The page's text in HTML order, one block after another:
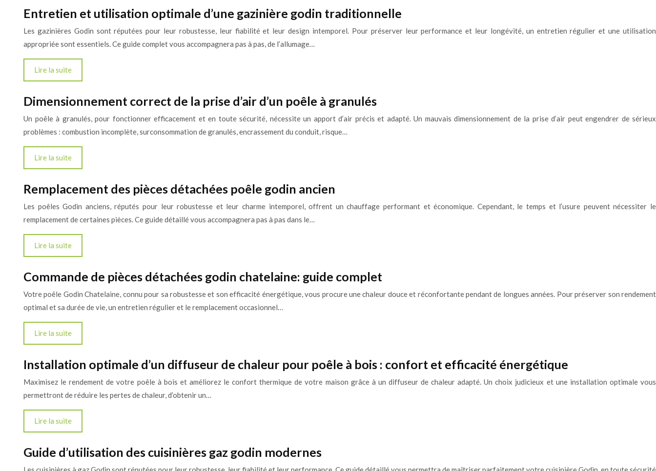
Entretien et utilisation optimale d’une gazinière godin traditionnelle
Les gazinières Godin sont réputées pour leur robustesse, leur fiabilité et leur design intemporel. Pour préserver leur performance et leur longévité, un entretien régulier et une utilisation
appropriée sont essentiels. Ce guide complet vous accompagnera pas à pas, de l’allumage…
Lire la suite
Dimensionnement correct de la prise d’air d’un poêle à granulés
Un poêle à granulés, pour fonctionner efficacement et en toute sécurité, nécessite un apport d’air précis et adapté. Un mauvais dimensionnement de la prise d’air peut engendrer de sérieux
problèmes : combustion incomplète, surconsommation de granulés, encrassement du conduit, risque…
Lire la suite
Remplacement des pièces détachées poêle godin ancien
Les poêles Godin anciens, réputés pour leur robustesse et leur charme intemporel, offrent un chauffage performant et économique. Cependant, le temps et l’usure peuvent nécessiter le
remplacement de certaines pièces. Ce guide détaillé vous accompagnera pas à pas dans le…
Lire la suite
Commande de pièces détachées godin chatelaine: guide complet
Votre poêle Godin Chatelaine, connu pour sa robustesse et son efficacité énergétique, vous procure une chaleur douce et réconfortante pendant de longues années. Pour préserver son rendement
optimal et sa durée de vie, un entretien régulier et le remplacement occasionnel…
Lire la suite
Installation optimale d’un diffuseur de chaleur pour poêle à bois : confort et efficacité énergétique
Maximisez le rendement de votre poêle à bois et améliorez le confort thermique de votre maison grâce à un diffuseur de chaleur adapté. Un choix judicieux et une installation optimale vous
permettront de réduire les pertes de chaleur, d’obtenir un…
Lire la suite
Guide d’utilisation des cuisinières gaz godin modernes